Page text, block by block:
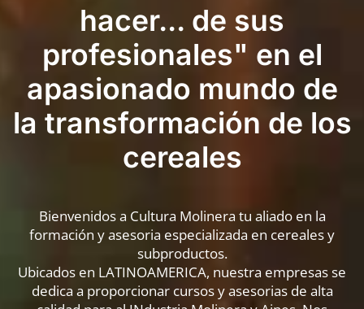
hacer... de sus
profesionales" en el
apasionado mundo de
la transformación de los
cereales
Bienvenidos a Cultura Molinera tu aliado en la
formación y asesoria especializada en cereales y
subproductos.
Ubicados en LATINOAMERICA, nuestra empresas se
dedica a proporcionar cursos y asesorias de alta